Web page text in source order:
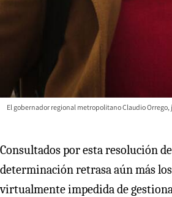
El gobernador regional metropolitano Claudio
Consultados por esta resolución
determinación retrasa aún más
virtualmente impedida de